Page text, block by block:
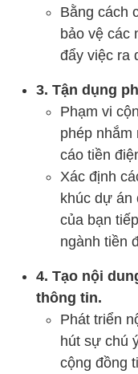
Bằng cách
bảo vệ các
đẩy việc ra
3. Tận dụng
Phạm vi
phép nhắm
cáo tiền
Xác định
khúc dự án
của bạn
ngành tiền
4. Tạo nội
thông tin.
Phát triển
hút sự chú
cộng đồng